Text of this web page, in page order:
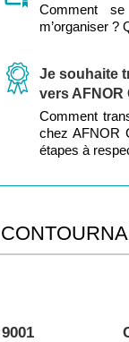
Comment
m’organiser ?
Je souhaite
vers
Comment
chez AFNOR
étapes à